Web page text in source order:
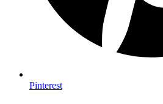
Pinterest